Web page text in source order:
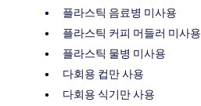
플라스틱 음료병 미사용
플라스틱 커피 머들러 미사용
플라스틱 물병 미사용
다회용 컵만 사용
다회용 식기만 사용